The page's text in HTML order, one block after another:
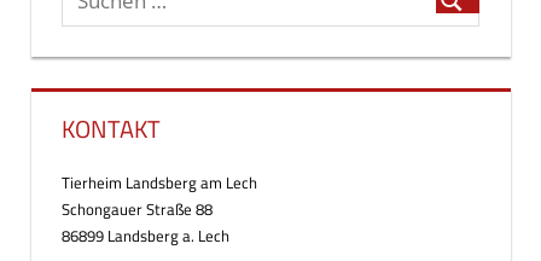
KONTAKT
Tierheim Landsberg am Lech
Schongauer Straße 88
86899 Landsberg a. Lech